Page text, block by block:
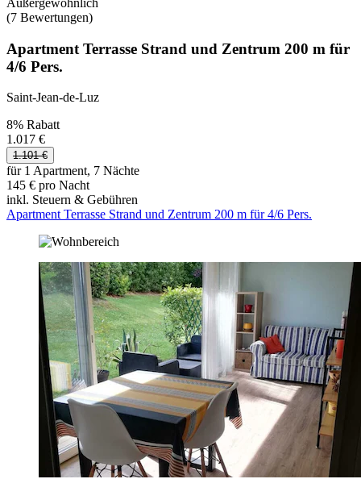
Außergewöhnlich
(7 Bewertungen)
Apartment Terrasse Strand und Zentrum 200 m für
4/6 Pers.
Saint-Jean-de-Luz
8% Rabatt
1.017 €
1.101 €
für 1 Apartment, 7 Nächte
145 € pro Nacht
inkl. Steuern & Gebühren
Apartment Terrasse Strand und Zentrum 200 m für 4/6 Pers.